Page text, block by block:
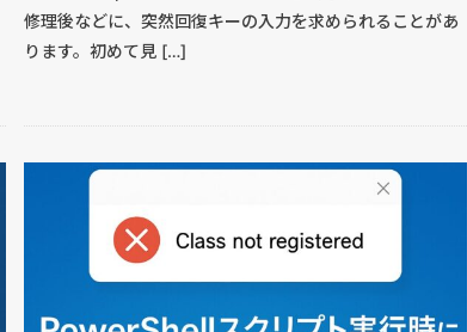
修理後などに、突然回復キーの入力を求められることがあ
ります。初めて見 […]